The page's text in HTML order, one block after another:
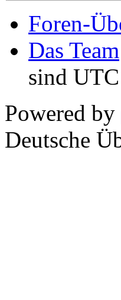
Foren-
Das Team
sind
Powered by
Deutsche